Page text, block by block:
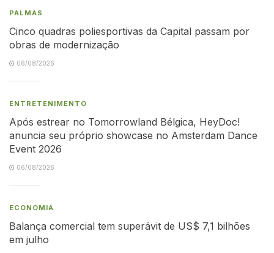
PALMAS
Cinco quadras poliesportivas da Capital passam por
obras de modernização
06/08/2026
ENTRETENIMENTO
Após estrear no Tomorrowland Bélgica, HeyDoc!
anuncia seu próprio showcase no Amsterdam Dance
Event 2026
06/08/2026
ECONOMIA
Balança comercial tem superávit de US$ 7,1 bilhões
em julho